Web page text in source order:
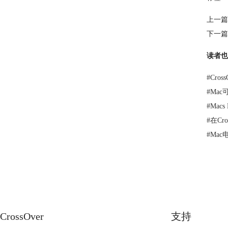
上一
下一
读者
#
#Mac
#Macs
#在
#Mac
CrossOver 支持